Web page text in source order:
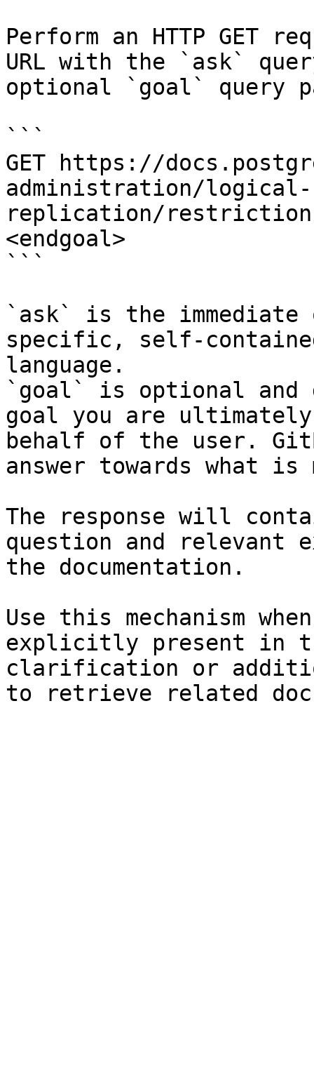
Perform an HTTP GET
URL with the `ask`
optional `goal` query
```
GET https://
administration/logical-
replication/
<endgoal>
```
`ask` is the
specific, self-
language.
`goal` is optional and
goal you are
behalf of the user.
answer towards what
The response will
question and relevant
the documentation.
Use this mechanism
explicitly present in
clarification or